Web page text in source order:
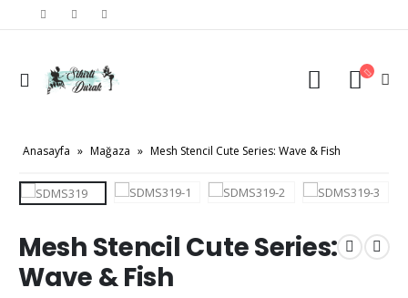
Anasayfa » Mağaza » Mesh Stencil Cute Series: Wave & Fish
Mesh Stencil Cute Series:
Wave & Fish